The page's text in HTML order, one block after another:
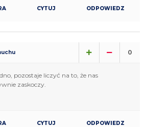
CYTUJ ODPOWIEDZ
0
pozostaje liczyć na to, że nas
zaskoczy.
CYTUJ ODPOWIEDZ